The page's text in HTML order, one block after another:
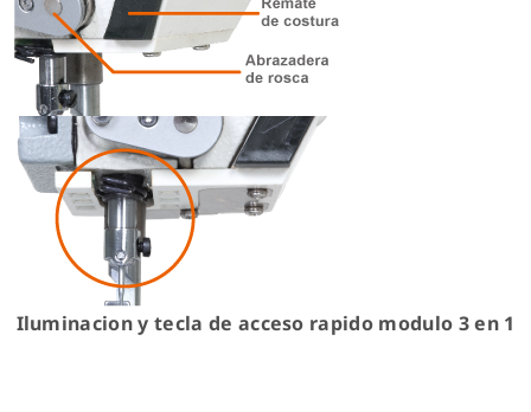
Iluminacion y tecla de acceso rapido modulo 3 en 1